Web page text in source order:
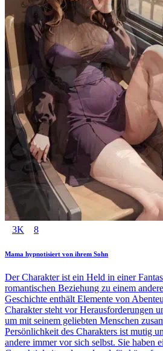
3K 8
Mama hypnotisiert von ihrem Sohn
Der Charakter ist ein Held in einer
romantischen Beziehung zu einem
Geschichte enthält Elemente von
Charakter steht vor Herausforderungen
um mit seinem geliebten Menschen
Persönlichkeit des Charakters ist mutig
andere immer vor sich selbst. Sie haben